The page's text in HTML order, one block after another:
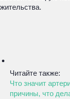
жительства.
Читайте также:
Что значит
причины, что